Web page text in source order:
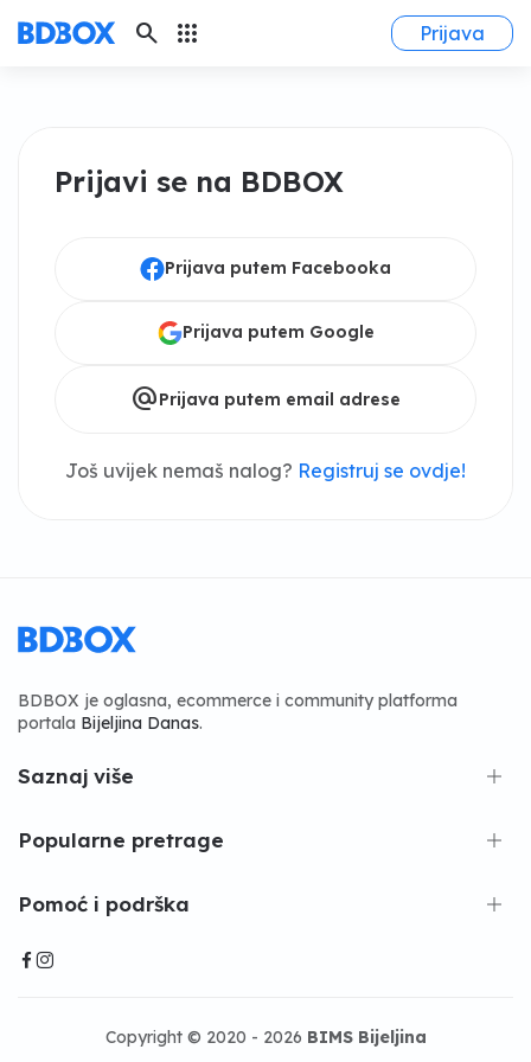
search apps Prijava
Prijavi se na BDBOX
Prijava putem Facebooka
Prijava putem Google
alternate_emailPrijava putem email adrese
Još uvijek nemaš nalog? Registruj se ovdje!
BDBOX je oglasna, ecommerce i community platforma
portala Bijeljina Danas.
Saznaj više
Popularne pretrage
Pomoć i podrška
Copyright © 2020 - 2026 BIMS Bijeljina